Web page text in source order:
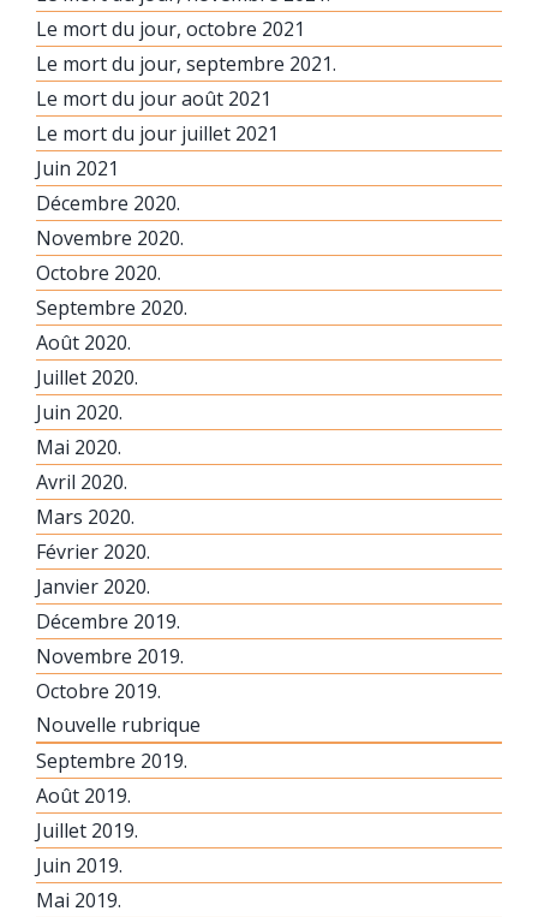
Le mort du jour, octobre 2021
Le mort du jour, septembre 2021.
Le mort du jour août 2021
Le mort du jour juillet 2021
Juin 2021
Décembre 2020.
Novembre 2020.
Octobre 2020.
Septembre 2020.
Août 2020.
Juillet 2020.
Juin 2020.
Mai 2020.
Avril 2020.
Mars 2020.
Février 2020.
Janvier 2020.
Décembre 2019.
Novembre 2019.
Octobre 2019.
Nouvelle rubrique
Septembre 2019.
Août 2019.
Juillet 2019.
Juin 2019.
Mai 2019.